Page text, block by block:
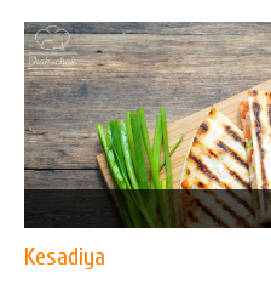
Kesadiya